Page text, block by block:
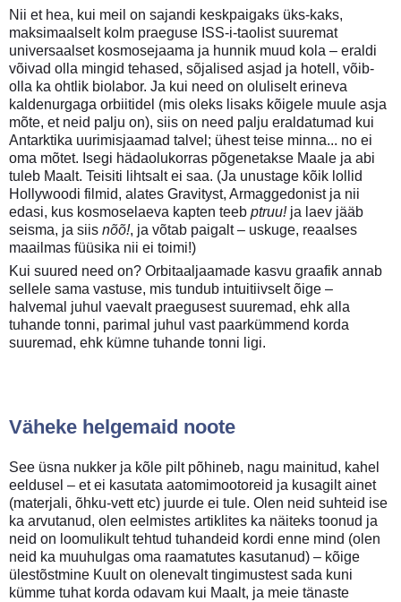
Nii et hea, kui meil on sajandi keskpaigaks üks-kaks,
maksimaalselt kolm praeguse ISS-i-taolist suuremat
universaalset kosmosejaama ja hunnik muud kola – eraldi
võivad olla mingid tehased, sõjalised asjad ja hotell, võib-
olla ka ohtlik biolabor. Ja kui need on oluliselt erineva
kaldenurgaga orbiitidel (mis oleks lisaks kõigele muule asja
mõte, et neid palju on), siis on need palju eraldatumad kui
Antarktika uurimisjaamad talvel; ühest teise minna... no ei
oma mõtet. Isegi hädaolukorras põgenetakse Maale ja abi
tuleb Maalt. Teisiti lihtsalt ei saa. (Ja unustage kõik lollid
Hollywoodi filmid, alates Gravityst, Armaggedonist ja nii
edasi, kus kosmoselaeva kapten teeb ptruu!ja laev jääb
seisma, ja siis nõõ!, ja võtab paigalt – uskuge, reaalses
maailmas füüsika nii ei toimi!)
Kui suured need on? Orbitaaljaamade kasvu graafik annab
sellele sama vastuse, mis tundub intuitiivselt õige –
halvemal juhul vaevalt praegusest suuremad, ehk alla
tuhande tonni, parimal juhul vast paarkümmend korda
suuremad, ehk kümne tuhande tonni ligi.
Väheke helgemaid noote
See üsna nukker ja kõle pilt põhineb, nagu mainitud, kahel
eeldusel – et ei kasutata aatomimootoreid ja kusagilt ainet
(materjali, õhku-vett etc) juurde ei tule. Olen neid suhteid ise
ka arvutanud, olen eelmistes artiklites ka näiteks toonud ja
neid on loomulikult tehtud tuhandeid kordi enne mind (olen
neid ka muuhulgas oma raamatutes kasutanud) – kõige
ülestõstmine Kuult on olenevalt tingimustest sada kuni
kümme tuhat korda odavam kui Maalt, ja meie tänaste